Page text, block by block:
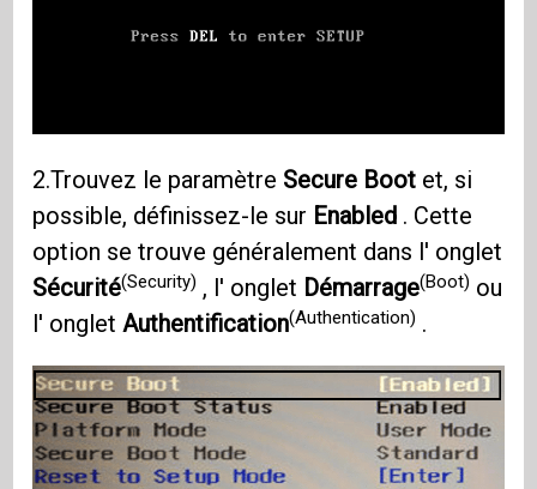
2.Trouvez le paramètre Secure Boot et, si
possible, définissez-le sur Enabled . Cette
option se trouve généralement dans l' onglet
Sécurité(Security) , l' onglet Démarrage(Boot) ou
l' ongletAuthentification(Authentication) .